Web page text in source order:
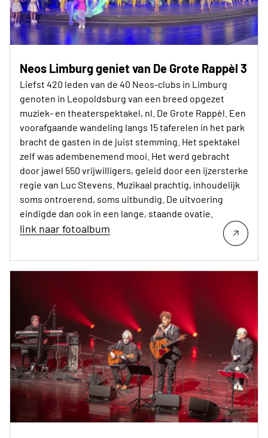
Neos Limburg geniet van De Grote Rappèl 3
Liefst 420 leden van de 40 Neos-clubs in Limburg
genoten in Leopoldsburg van een breed opgezet
muziek- en theaterspektakel, nl. De Grote Rappèl. Een
voorafgaande wandeling langs 15 taferelen in het park
bracht de gasten in de juist stemming. Het spektakel
zelf was adembenemend mooi. Het werd gebracht
door jawel 550 vrijwilligers, geleid door een ijzersterke
regie van Luc Stevens. Muzikaal prachtig, inhoudelijk
soms ontroerend, soms uitbundig. De uitvoering
eindigde dan ook in een lange, staande ovatie.
link naar fotoalbum